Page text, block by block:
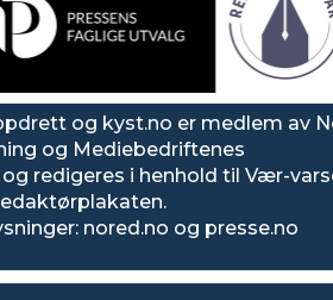
og kyst.no er medlem av
og Mediebedriftenes
og redigeres i henhold til Vær-
nored.no og presse.no